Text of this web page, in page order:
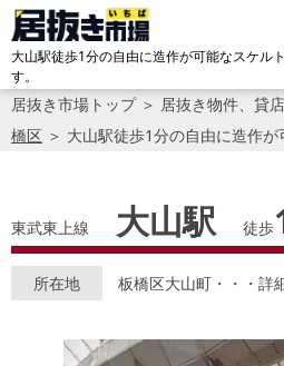
大山駅徒歩1分の自由に造作が可能なスケル
す。
居抜き市場トップ＞ 居抜き物件、貸
橋区 ＞ 大山駅徒歩1分の自由に造作
東武東上線 大山駅 徒歩
所在地 板橋区大山町・・・詳